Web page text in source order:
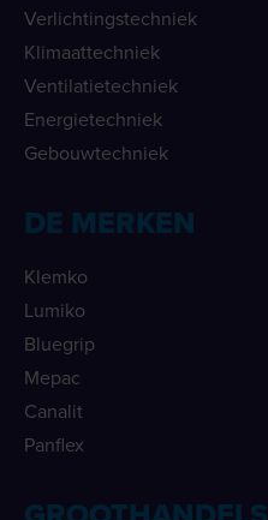
Verlichtingstechniek
Klimaattechniek
Ventilatietechniek
Energietechniek
Gebouwtechniek
DE MERKEN
Klemko
Lumiko
Bluegrip
Mepac
Canalit
Panflex